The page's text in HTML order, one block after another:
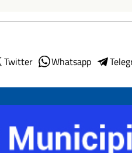
Twitter Whatsapp